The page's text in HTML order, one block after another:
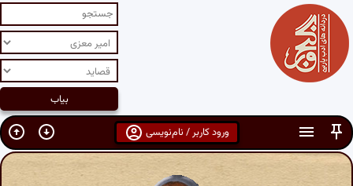
ورود کاربر / نام‌نویسی